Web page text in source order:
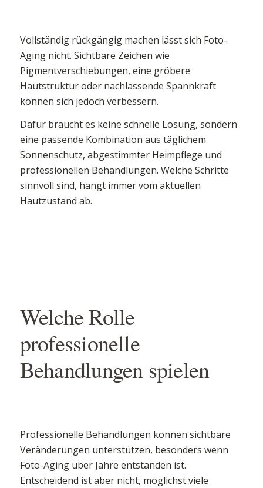
Vollständig rückgängig machen lässt sich Foto-
Aging nicht. Sichtbare Zeichen wie
Pigmentverschiebungen, eine gröbere
Hautstruktur oder nachlassende Spannkraft
können sich jedoch verbessern.
Dafür braucht es keine schnelle Lösung, sondern
eine passende Kombination aus täglichem
Sonnenschutz, abgestimmter Heimpflege und
professionellen Behandlungen. Welche Schritte
sinnvoll sind, hängt immer vom aktuellen
Hautzustand ab.
Welche Rolle
professionelle
Behandlungen spielen
Professionelle Behandlungen können sichtbare
Veränderungen unterstützen, besonders wenn
Foto-Aging über Jahre entstanden ist.
Entscheidend ist aber nicht, möglichst viele